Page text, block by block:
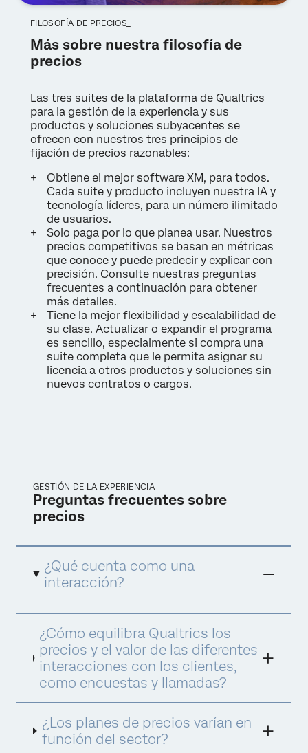
FILOSOFÍA DE PRECIOS_
Más sobre nuestra filosofía de
precios
Las tres suites de la plataforma de Qualtrics
para la gestión de la experiencia y sus
productos y soluciones subyacentes se
ofrecen con nuestros tres principios de
fijación de precios razonables:
Obtiene el mejor software XM, para todos.
Cada suite y producto incluyen nuestra IA y
tecnología líderes, para un número ilimitado
de usuarios.
Solo paga por lo que planea usar. Nuestros
precios competitivos se basan en métricas
que conoce y puede predecir y explicar con
precisión. Consulte nuestras preguntas
frecuentes a continuación para obtener
más detalles.
Tiene la mejor flexibilidad y escalabilidad de
su clase. Actualizar o expandir el programa
es sencillo, especialmente si compra una
suite completa que le permita asignar su
licencia a otros productos y soluciones sin
nuevos contratos o cargos.
GESTIÓN DE LA EXPERIENCIA_
Preguntas frecuentes sobre
precios
¿Qué cuenta como una
interacción?
de datos recopilado o procesado por
Qualtrics para ofrecer información de XM e
impulsar acciones óptimas. Hay diferentes
tipos de interacción consumidos en
diferentes productos y suites. A continuación
encontrarás ejemplos de interacciones de las
tres suites, todas intercambiables dentro de
la suite.
¿Cómo equilibra Qualtrics los
precios y el valor de las diferentes
interacciones con los clientes,
como encuestas y llamadas?
¿Los planes de precios varían en
función del sector?